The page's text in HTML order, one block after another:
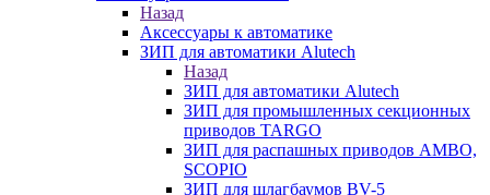
Назад
Аксессуары к автоматике
ЗИП для автоматики Alutech
Назад
ЗИП для автоматики Alutech
ЗИП для промышленных секционных
приводов TARGO
ЗИП для распашных приводов AMBO,
SCOPIO
ЗИП для шлагбаумов BV-5